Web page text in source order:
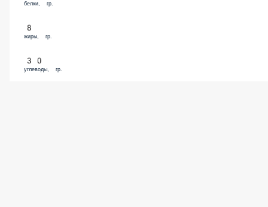
белки, гр.
8
жиры, гр.
30
углеводы, гр.